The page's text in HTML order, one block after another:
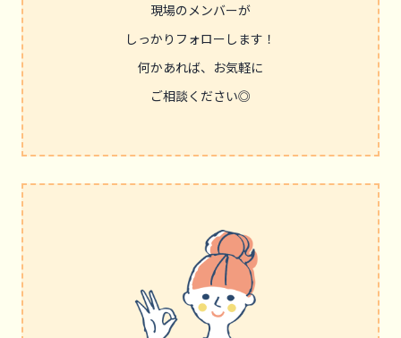
現場のメンバーが
しっかりフォローします！
何かあれば、お気軽に
ご相談ください◎